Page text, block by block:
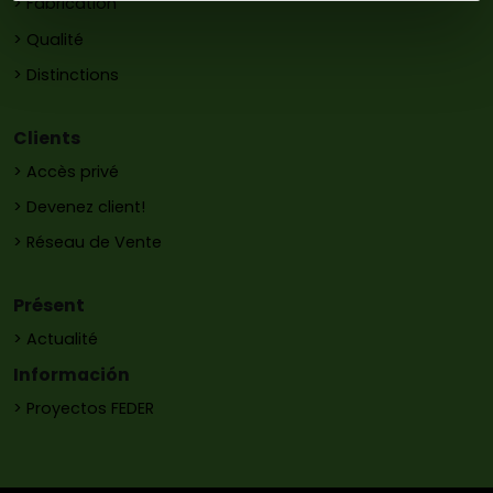
> Qualité
> Distinctions
Clients
> Accès privé
> Devenez client!
> Réseau de Vente
Présent
> Actualité
Información
> Proyectos FEDER